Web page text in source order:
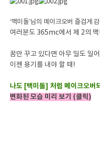
‘맥미돌’님의 메이크오버 즐겁게
여러분도 365mc에서 제 2의
꿈만 꾸고 있다면 아무 일도 일
이젠 용기를 내야 할 때!
나도 [맥미돌] 처럼 메이크오버
변화된 모습 미리 보기 (클릭)